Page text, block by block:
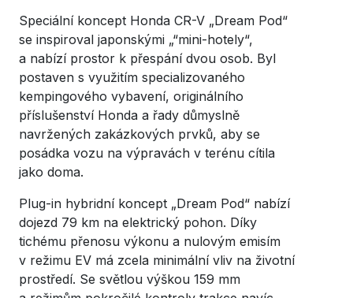
Speciální koncept Honda CR-V „Dream Pod“
se inspiroval japonskými „“mini-hotely“,
a nabízí prostor k přespání dvou osob. Byl
postaven s využitím specializovaného
kempingového vybavení, originálního
příslušenství Honda a řady důmyslně
navržených zakázkových prvků, aby se
posádka vozu na výpravách v terénu cítila
jako doma.
Plug-in hybridní koncept „Dream Pod“ nabízí
dojezd 79 km na elektrický pohon. Díky
tichému přenosu výkonu a nulovým emisím
v režimu EV má zcela minimální vliv na životní
prostředí. Se světlou výškou 159 mm